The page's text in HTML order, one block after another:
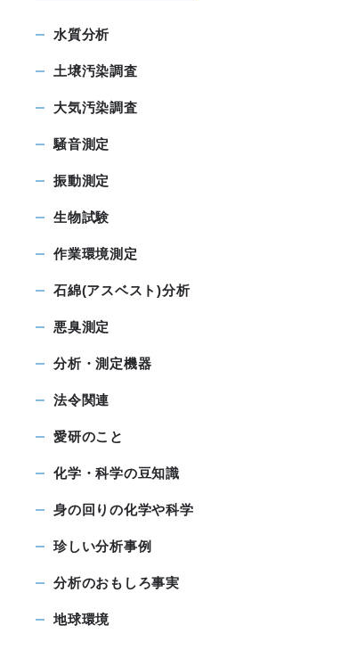
水質分析
土壌汚染調査
大気汚染調査
騒音測定
振動測定
生物試験
作業環境測定
石綿(アスベスト)分析
悪臭測定
分析・測定機器
法令関連
愛研のこと
化学・科学の豆知識
身の回りの化学や科学
珍しい分析事例
分析のおもしろ事実
地球環境